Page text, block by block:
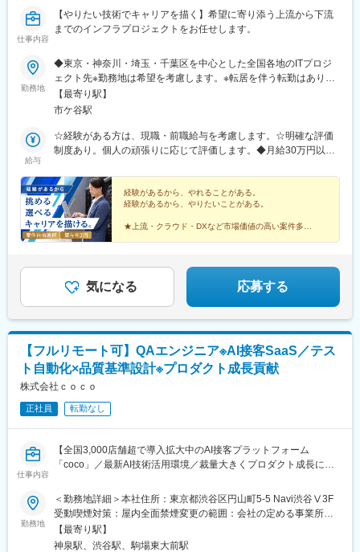
駅、西川緑道公園駅、花畑町駅、東新宿駅、高島町駅、県庁前駅
(千葉県)、市川真間駅、東宿郷駅、北１２条駅、松風町駅、仙台
駅、電鉄富山駅、末広町駅(富山県)、大阪駅、高速神戸駅、三宮駅
橋通駅、上塩屋駅、旭橋駅
3）成果を分析し、改善案や新たな施策を継続的に提案
4）長期的な伴走を通じて、顧客の事業成長に貢献
■早期でリーダーへ挑戦：入社1年未満でも、挑戦する意思と実績
次第でチームリーダーに挑戦可能。
■プレイヤーとしてエキスパートを目指す：案件成果に応じて報酬
が還元される制度があり、成果次第で年収1000万円以上を目指せ
適なコースです。
■適性に応じてジョブチェンジ：成果・適性に応じてマーケター /
＜実例＞
26歳でエンSXへ中途入社した社員は、1年間の成果が評価され、
現在はフィールドセールスとして、営業支援を求める顧客の最初
の接点を担う役割にジョブチェンジし、活躍しています。
2021年にエンの新規事業としてスタートし、2024年に法人として
設立されたセールスメソッドによる業績向上支援領域のベンチャ
ー企業です。長年培ってきた様々な業界へのBtoB営業ノウハウを
仕事内容
【やりたい技術でキャリアを描く】希望に寄り添う上流から下流
までのインフラプロジェクトをお任せします。
勤務地
◆東京・神奈川・埼玉・千葉区を中心とした全国各地のITプロジ
ェクト先※勤務地は希望を考慮します。※転居を伴う転勤はありま
せん。※すべて徒歩10分以内の駅チカオフィスです。※フルリモー
ト・在宅勤務はプロジェクトによって異なります。
【最寄り駅】
市ケ谷駅
給与
☆経験がある方は、現職・前職給与を考慮します。☆明確な評価
制度あり。個人の頑張りに応じて評価します。◆月給30万円以上
を考慮し決定します。※上記金額には一律支給の住宅手当2万円を
含みます。※残業代は全額支給※試用期間6ヵ月あり（期間中は月
給28万円以上で、その他の待遇に変更なし）【年収例】年収450
万円（経験2年入社）年収750万円（経験3年入社）年収1100万円
（経験5年入社）
経験があるから、やれることがある。
経験があるから、やりたいことがある。
★上流・クラウド・DXなど市場価値の高い案件多数
気になる 応募する
【フルリモート可】QAエンジニア※AI接客SaaS／テス
ト自動化×品質基準設計※プロダクト成長貢献
株式会社ｃｏｃｏ
正社員 転勤なし
仕事内容
【全国3,000店舗超で導入拡大中のAI接客プラットフォーム
「coco」／最新AI技術活用環境／裁量大きくプロダクト成長に貢
■業務内容：
当社が提供するAI接客プラットフォーム「coco」のQA/SETエンジ
ニアとして、プロダクト品質の向上やQAプロセスの設計・改善を
勤務地
＜勤務地詳細＞本社住所：東京都渋谷区円山町5-5 Navi渋谷Ⅴ3F
受動喫煙対策：屋内全面禁煙変更の範囲：会社の定める事業所
（リモートワーク含む）
【最寄り駅】
神泉駅、渋谷駅、駒場東大前駅